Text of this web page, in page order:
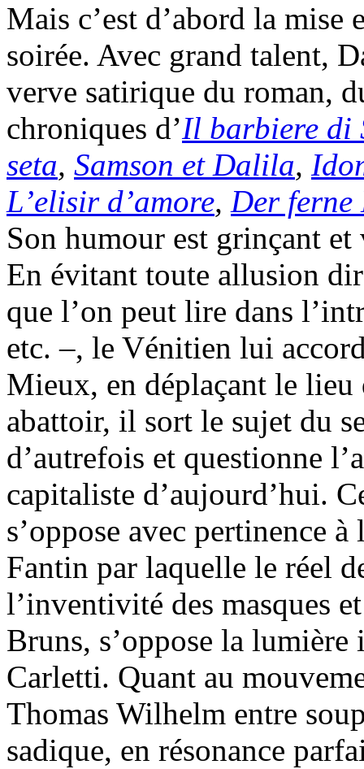
Mais c’est d’abord la
soirée. Avec grand talent,
verve satirique du roman,
chroniques d’Il barbiere di
seta, Samson et Dalila,
L’elisir d’amore, Der ferne
Son humour est grinçant et
En évitant toute allusion
que l’on peut lire dans
etc. –, le Vénitien lui
Mieux, en déplaçant le lieu
abattoir, il sort le sujet du
d’autrefois et questionne
capitaliste d’aujourd’hui.
s’oppose avec pertinence
Fantin par laquelle le réel
l’inventivité des masques
Bruns, s’oppose la
Carletti. Quant au
Thomas Wilhelm entre
sadique, en résonance